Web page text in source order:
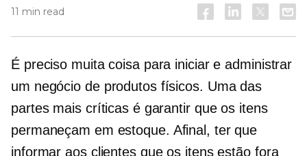
11 min read
É preciso muita coisa para iniciar e administrar
um negócio de produtos físicos. Uma das
partes mais críticas é garantir que os itens
permaneçam em estoque. Afinal, ter que
informar aos clientes que os itens estão fora